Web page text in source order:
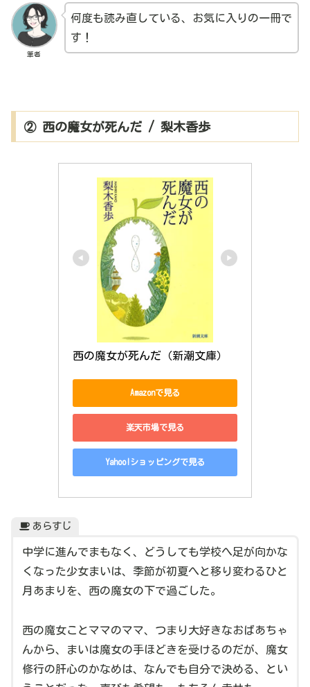
筆者
何度も読み直している、お気に入りの一冊で
す！
② 西の魔女が死んだ / 梨木香歩
西の魔女が死んだ（新潮文庫）
Amazonで見る
楽天市場で見る
Yahoo!ショッピングで見る
あらすじ
中学に進んでまもなく、どうしても学校へ足が向かな
くなった少女まいは、季節が初夏へと移り変わるひと
月あまりを、西の魔女の下で過ごした。
西の魔女ことママのママ、つまり大好きなおばあちゃ
んから、まいは魔女の手ほどきを受けるのだが、魔女
修行の肝心のかなめは、なんでも自分で決める、とい